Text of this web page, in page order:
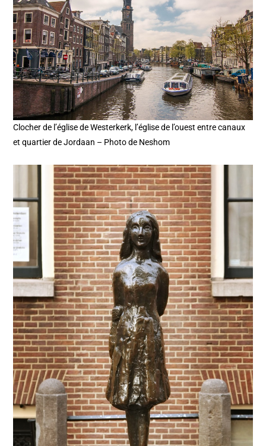
Clocher de l’église de Westerkerk, l’église de l’ouest entre canaux
et quartier de Jordaan – Photo de Neshom